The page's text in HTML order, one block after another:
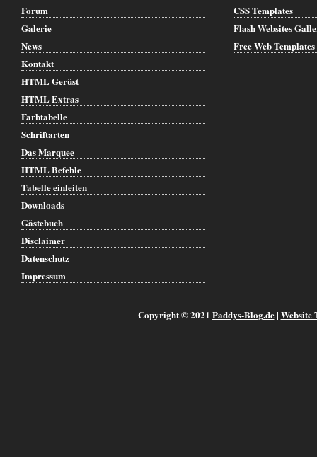
Forum
Galerie
News
Kontakt
HTML Gerüst
HTML Extras
Farbtabelle
Schriftarten
Das Marquee
HTML Befehle
Tabelle einleiten
Downloads
Gästebuch
Disclaimer
Datenschutz
Impressum
CSS Templates
Flash Websites
Free Web Templates
Copyright © 2021 Paddys-Blog.de| Website